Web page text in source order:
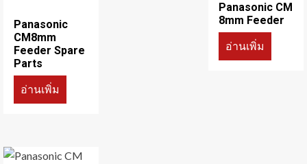
Panasonic
CM8mm
Feeder Spare
Parts
อ่านเพิ่ม
Panasonic CM
8mm Feeder
อ่านเพิ่ม